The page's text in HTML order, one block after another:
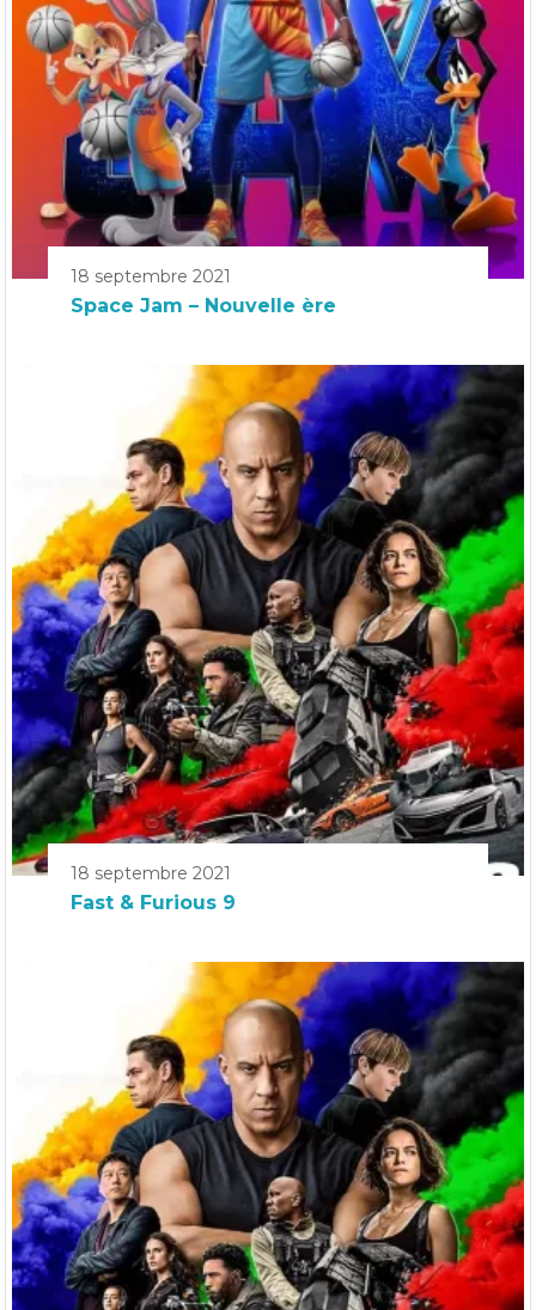
18 septembre 2021
Space Jam – Nouvelle ère
18 septembre 2021
Fast & Furious 9